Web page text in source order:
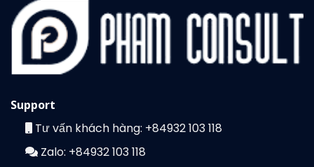
Support
Tư vấn khách hàng: +84932 103 118
Zalo: +84932 103 118